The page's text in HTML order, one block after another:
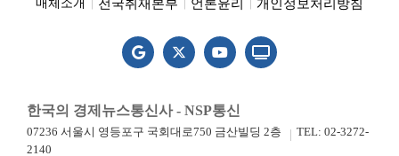
매체소개 전국취재본부 언론윤리 개인정보처리방침
한국의 경제뉴스통신사 - NSP통신
07236 서울시 영등포구 국회대로750 금산빌딩 2층
TEL: 02-3272-
2140